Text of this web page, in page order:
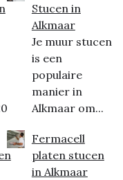
Stucen in
Alkmaar
Je muur stucen
is een
populaire
manier in
Alkmaar om...
Fermacell
platen stucen
in Alkmaar